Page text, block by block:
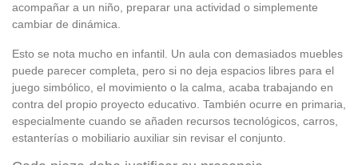
acompañar a un niño, preparar una actividad o simplemente
cambiar de dinámica.
Esto se nota mucho en infantil. Un aula con demasiados muebles
puede parecer completa, pero si no deja espacios libres para el
juego simbólico, el movimiento o la calma, acaba trabajando en
contra del propio proyecto educativo. También ocurre en primaria,
especialmente cuando se añaden recursos tecnológicos, carros,
estanterías o mobiliario auxiliar sin revisar el conjunto.